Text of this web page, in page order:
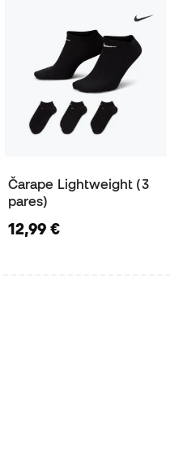
Čarape Lightweight (3
pares)
12,99 €